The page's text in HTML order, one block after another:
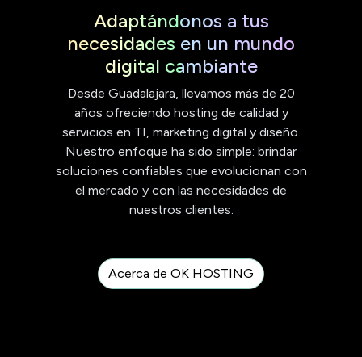
Adaptándonos a tus
necesidades en un mundo
digital cambiante
Desde Guadalajara, llevamos más de 20
años ofreciendo hosting de calidad y
servicios en TI, marketing digital y diseño.
Nuestro enfoque ha sido simple: brindar
soluciones confiables que evolucionan con
el mercado y con las necesidades de
nuestros clientes.
Acerca de OK HOSTING